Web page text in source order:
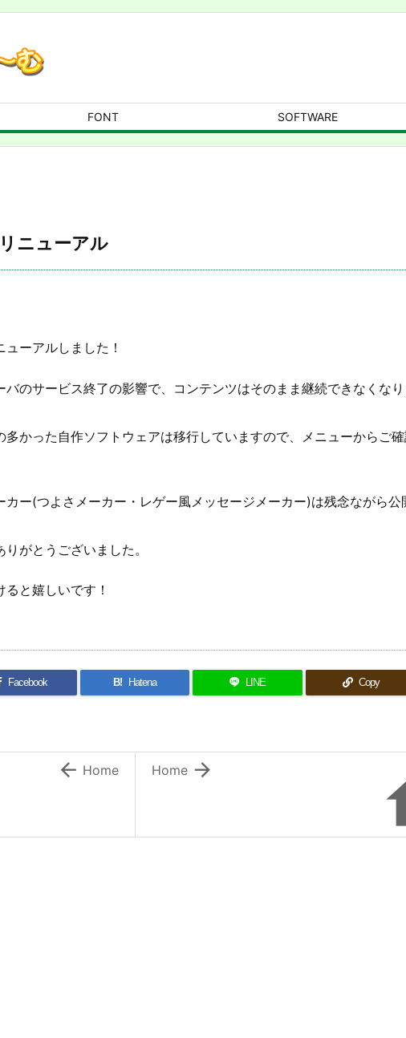
FONT SOFTWARE
ニューアル
ューアルしました！
のサービス終了の影響で、コンテンツはそのまま継続できなくなり
多かった自作ソフトウェアは移行していますので、メニューからご
カー(つよさメーカー・レゲー風メッセージメーカー)は残念ながら公
がとうございました。
と嬉しいです！
Facebook B! Hatena LINE Copy

Home
 Home